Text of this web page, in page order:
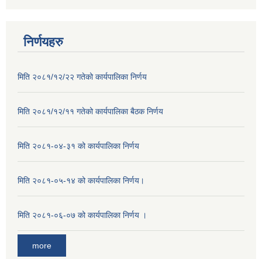
निर्णयहरु
मिति २०८१/१२/२२ गतेको कार्यपालिका निर्णय
मिति २०८१/१२/११ गतेको कार्यपालिका बैठक निर्णय
मिति २०८१-०४-३१ को कार्यपालिका निर्णय
मिति २०८१-०५-१४ को कार्यपालिका निर्णय।
मिति २०८१-०६-०७ को कार्यपालिका निर्णय ।
more